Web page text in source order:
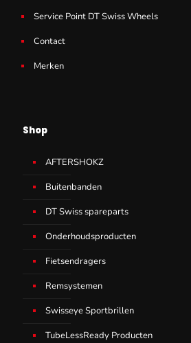
Service Point DT Swiss Wheels
Contact
Merken
Shop
AFTERSHOKZ
Buitenbanden
DT Swiss spareparts
Onderhoudsproducten
Fietsendragers
Remsystemen
Swisseye Sportbrillen
TubeLessReady Producten